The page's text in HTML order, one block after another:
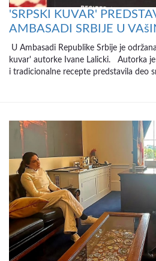
'SRPSKI KUVAR'
AMBASADI SRBIJE U
U Ambasadi Republike Srbije je
kuvar' autorke Ivane Lalicki. Autorka
i tradicionalne recepte predstavila deo